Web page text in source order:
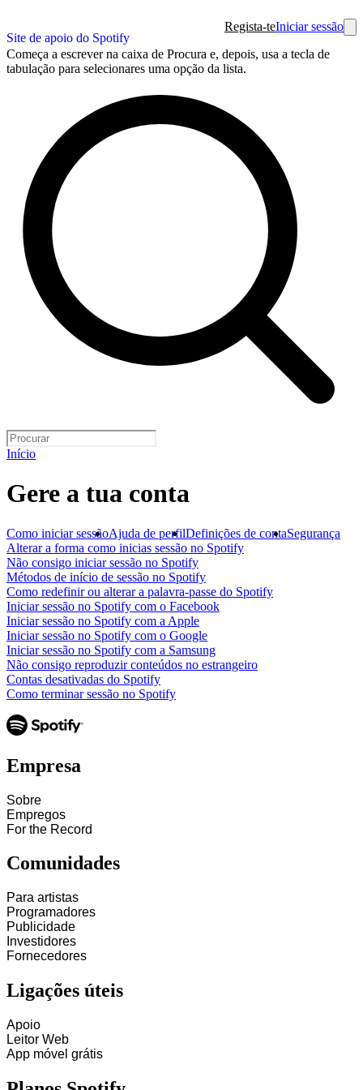
Site de apoio do Spotify
Regista-teIniciar sessão
Começa a escrever na caixa de Procura e, depois, usa a tecla de
tabulação para selecionares uma opção da lista.
Início
Gere a tua conta
Como iniciar sessãoAjuda de perfilDefinições de contaSegurança
Alterar a forma como inicias sessão no Spotify
Não consigo iniciar sessão no Spotify
Métodos de início de sessão no Spotify
Como redefinir ou alterar a palavra-passe do Spotify
Iniciar sessão no Spotify com o Facebook
Iniciar sessão no Spotify com a Apple
Iniciar sessão no Spotify com o Google
Iniciar sessão no Spotify com a Samsung
Não consigo reproduzir conteúdos no estrangeiro
Contas desativadas do Spotify
Como terminar sessão no Spotify
Empresa
Sobre
Empregos
For the Record
Comunidades
Para artistas
Programadores
Publicidade
Investidores
Fornecedores
Ligações úteis
Apoio
Leitor Web
App móvel grátis